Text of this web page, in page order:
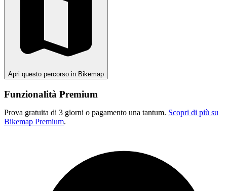
Apri questo percorso in Bikemap
Funzionalità Premium
Prova gratuita di 3 giorni o pagamento una tantum. Scopri di più su
Bikemap Premium.